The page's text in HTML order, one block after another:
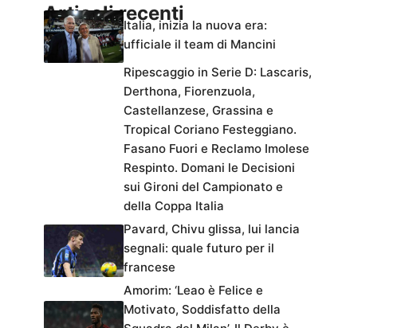
Articoli recenti
Italia, inizia la nuova era:
ufficiale il team di Mancini
Ripescaggio in Serie D: Lascaris,
Derthona, Fiorenzuola,
Castellanzese, Grassina e
Tropical Coriano Festeggiano.
Fasano Fuori e Reclamo Imolese
Respinto. Domani le Decisioni
sui Gironi del Campionato e
della Coppa Italia
Pavard, Chivu glissa, lui lancia
segnali: quale futuro per il
francese
Amorim: ‘Leao è Felice e
Motivato, Soddisfatto della